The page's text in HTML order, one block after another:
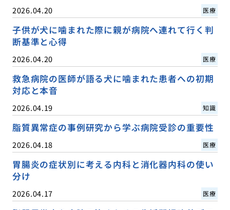
2026.04.20 医療
子供が犬に噛まれた際に親が病院へ連れて行く判
断基準と心得
2026.04.20 医療
救急病院の医師が語る犬に噛まれた患者への初期
対応と本音
2026.04.19 知識
脂質異常症の事例研究から学ぶ病院受診の重要性
2026.04.18 医療
胃腸炎の症状別に考える内科と消化器内科の使い
分け
2026.04.17 医療